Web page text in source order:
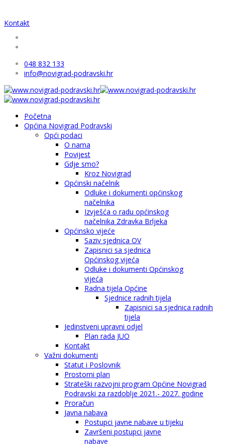
Kontakt
048 832 133
info@novigrad-podravski.hr
Početna
Općina Novigrad Podravski
Opći podaci
O nama
Povijest
Gdje smo?
Kroz Novigrad
Općinski načelnik
Odluke i dokumenti općinskog
načelnika
Izvješća o radu općinskog
načelnika Zdravka Brljeka
Općinsko vijeće
Saziv sjednica OV
Zapisnici sa sjednica
Općinskog vijeća
Odluke i dokumenti Općinskog
vijeća
Radna tijela Općine
Sjednice radnih tijela
Zapisnici sa sjednica radnih
tijela
Jedinstveni upravni odjel
Plan rada JUO
Kontakt
Važni dokumenti
Statut i Poslovnik
Prostorni plan
Strateški razvojni program Općine Novigrad
Podravski za razdoblje 2021.- 2027. godine
Proračun
Javna nabava
Postupci javne nabave u tijeku
Završeni postupci javne
nabave